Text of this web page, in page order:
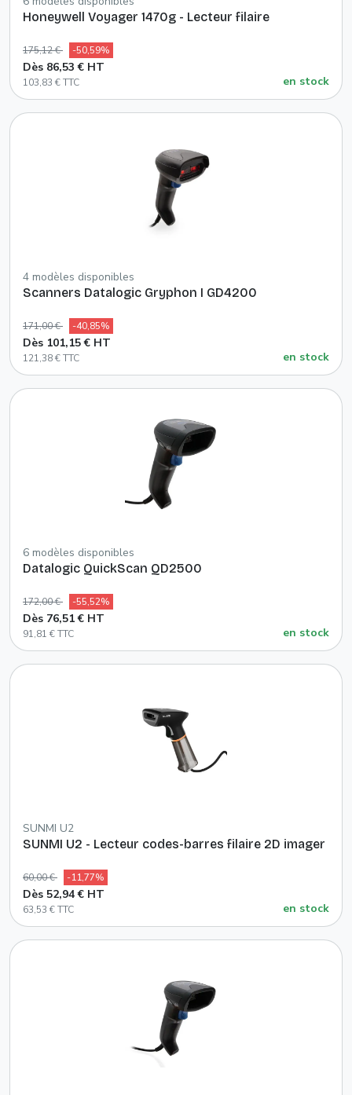
Honeywell Voyager 1470g - Lecteur filaire
175,12 € -50,59%
Dès 86,53 € HT
103,83 € TTC en stock
4 modèles disponibles
Scanners Datalogic Gryphon I GD4200
171,00 € -40,85%
Dès 101,15 € HT
121,38 € TTC en stock
6 modèles disponibles
Datalogic QuickScan QD2500
172,00 € -55,52%
Dès 76,51 € HT
91,81 € TTC en stock
SUNMI U2
SUNMI U2 - Lecteur codes-barres filaire 2D imager
60,00 € -11,77%
Dès 52,94 € HT
63,53 € TTC en stock